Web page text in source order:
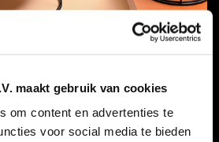
maakt gebruik van cookies
om content en advertenties te
voor social media te bieden